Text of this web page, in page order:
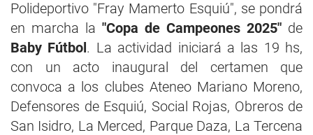
Polideportivo "Fray Mamerto Esquiú", se pondrá
en marcha la "Copa de Campeones 2025" de
Baby Fútbol . La actividad iniciará a las 19 hs,
con un acto inaugural del certamen que
convoca a los clubes Ateneo Mariano Moreno,
Defensores de Esquiú, Social Rojas, Obreros de
San Isidro, La Merced, Parque Daza, La Tercena